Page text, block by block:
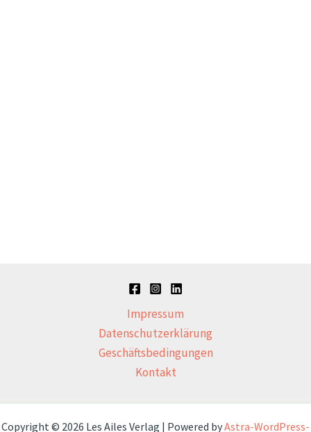
Impressum
Datenschutzerklärung
Geschäftsbedingungen
Kontakt
Copyright © 2026 Les Ailes Verlag | Powered byAstra-WordPress-